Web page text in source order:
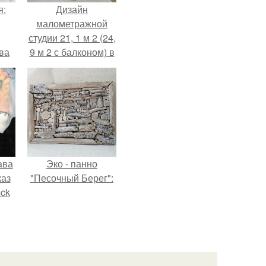
Дизайн
малометражной
студии 21, 1 м 2 (24,
9 м 2 с балконом) в
Краснодаре.
Эко - панно
"Песочный Берег":